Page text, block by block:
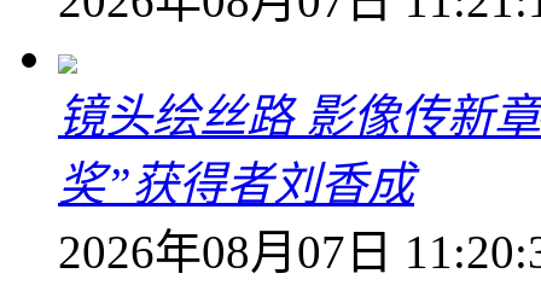
镜头绘丝路 影像传新
奖”获得者刘香成
2026年08月07日